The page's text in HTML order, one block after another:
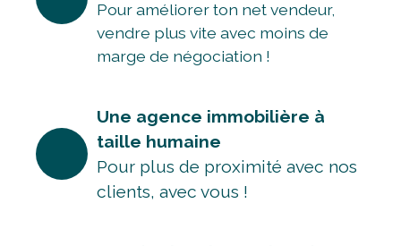
marge de négociation !
Une agence immobilière à
Pour plus de proximité avec nos
clients, avec vous !